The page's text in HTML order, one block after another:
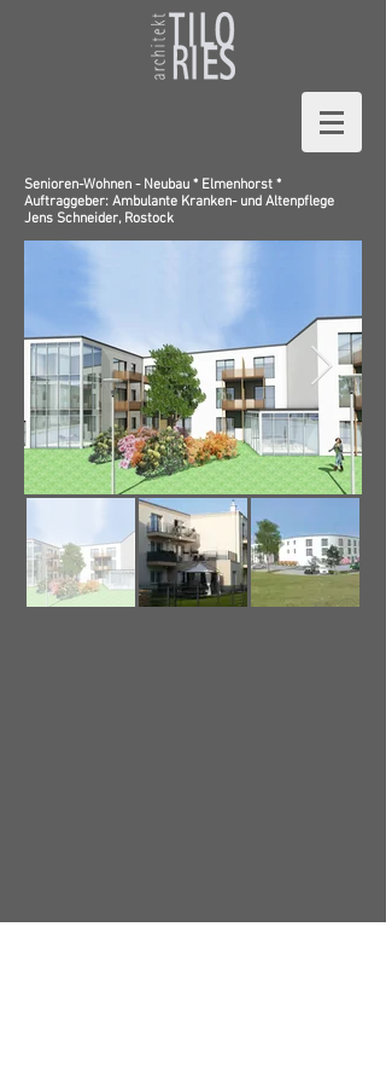
Senioren-Wohnen - Neubau * Elmenhorst *
Auftraggeber: Ambulante Kranken- und Altenpflege
Jens Schneider, Rostock